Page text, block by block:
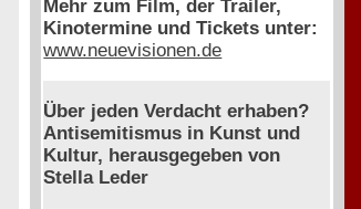
Mehr zum Film, der Trailer,
Kinotermine und Tickets unter:
www.neuevisionen.de
Über jeden Verdacht erhaben?
Antisemitismus in Kunst und
Kultur, herausgegeben von
Stella Leder